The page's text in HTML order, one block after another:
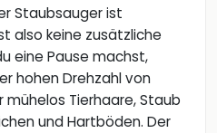
Staubsauger ist
also keine zusätzliche
eine Pause machst,
hohen Drehzahl von
mühelos Tierhaare, Staub
und Hartböden. Der